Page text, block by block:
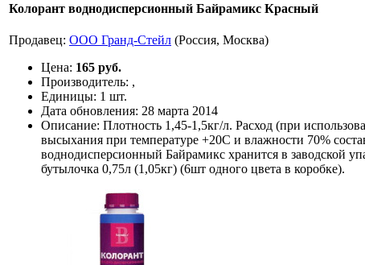
Колорант воднодисперсионный Байрамикс Красный
Продавец: ООО Гранд-Стейл (Россия, Москва)
Цена: 165 руб.
Производитель: ,
Единицы: 1 шт.
Дата обновления: 28 марта 2014
Описание: Плотность 1,45-1,5кг/л. Расход (при
высыхания при температуре +20С и влажности 70%
воднодисперсионный Байрамикс хранится в заводской
бутылочка 0,75л (1,05кг) (6шт одного цвета в коробке).